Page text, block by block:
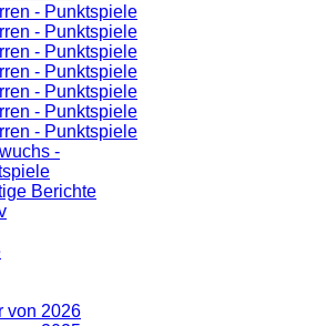
- Punktspiele
- Punktspiele
- Punktspiele
- Punktspiele
- Punktspiele
- Punktspiele
- Punktspiele
-
Berichte
von 2026